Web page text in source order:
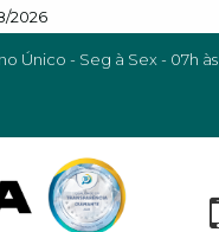
2026
Único - Seg à Sex - 07h às